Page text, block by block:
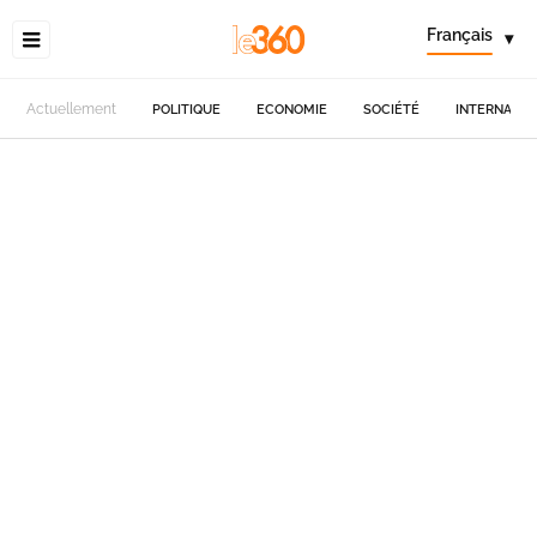
Français ▾
Actuellement POLITIQUE ECONOMIE SOCIÉTÉ